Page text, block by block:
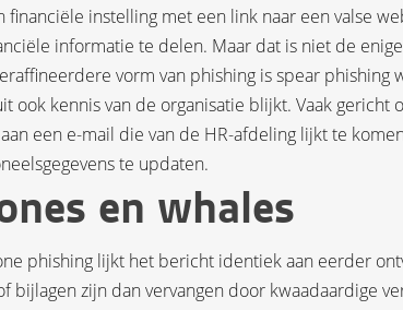
financiële instelling met een link naar een valse
informatie te delen. Maar dat is niet de
vorm van phishing is spear
ook kennis van de organisatie blijkt. Vaak
een e-mail die van de HR-afdeling lijkt te
te updaten.
en whales
phishing lijkt het bericht identiek aan eerder
bijlagen zijn dan vervangen door kwaadaardige